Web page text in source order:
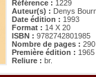
Référence : 1229
Auteur(s) : Denys
Date édition : 1993
Format : 14 X 20
ISBN : 9782742801985
Nombre de pages : 290
Première édition : 1965
Reliure : br.